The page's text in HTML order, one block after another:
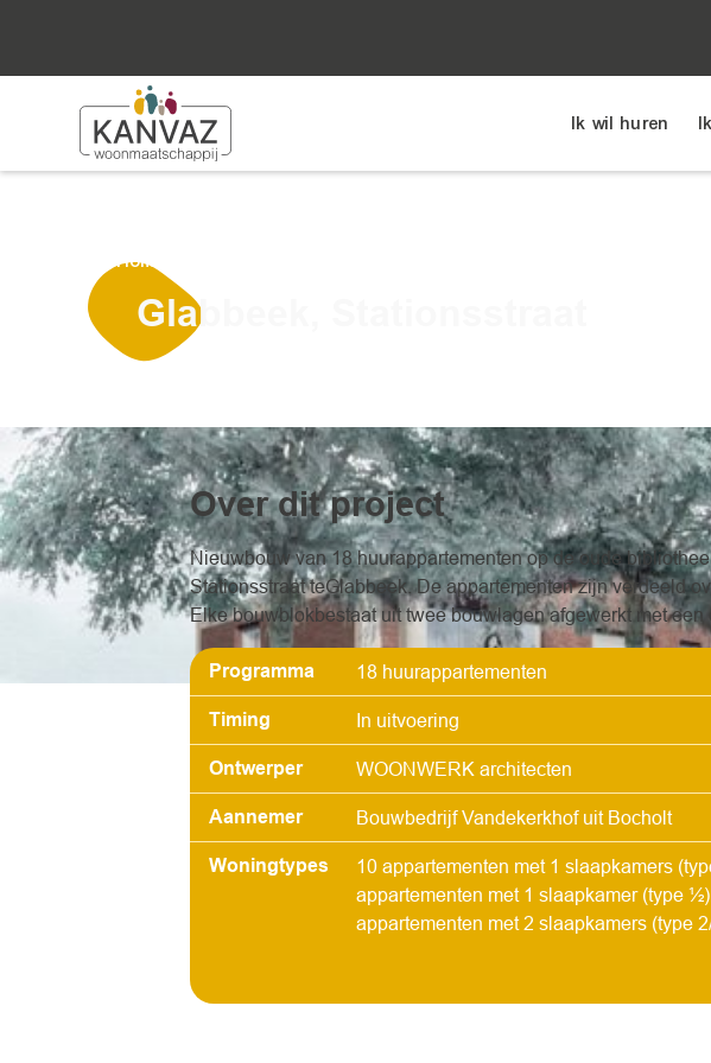
Ik wil huren
Home
Glabbeek, Stationsstraat
Over dit project
Nieuwbouw van 18 huurappartementen op de oude
Stationsstraat teGlabbeek. De appartementen zijn verdeeld
Elke bouwblokbestaat uit twee bouwlagen afgewerkt met een
Programma 18 huurappartementen
Timing In uitvoering
Ontwerper WOONWERK architecten
Aannemer Bouwbedrijf Vandekerkhof uit Bocholt
Woningtypes
10 appartementen met 1 slaapkamers
appartementen met 1 slaapkamer (type
appartementen met 2 slaapkamers (type